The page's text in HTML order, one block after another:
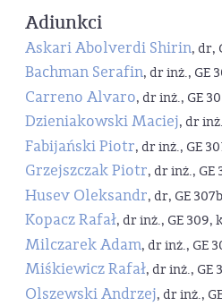
Adiunkci
Askari Abolverdi Shirin, dr,
Bachman Serafin, dr inż., GE
Carreno Alvaro, dr inż., GE
Dzieniakowski Maciej, dr
Fabijański Piotr, dr inż., GE
Grzejszczak Piotr, dr inż., GE
Husev Oleksandr, dr, GE
Kopacz Rafał, dr inż., GE 309,
Milczarek Adam, dr inż., GE
Miśkiewicz Rafał, dr inż., GE
Olszewski Andrzej, dr inż.,